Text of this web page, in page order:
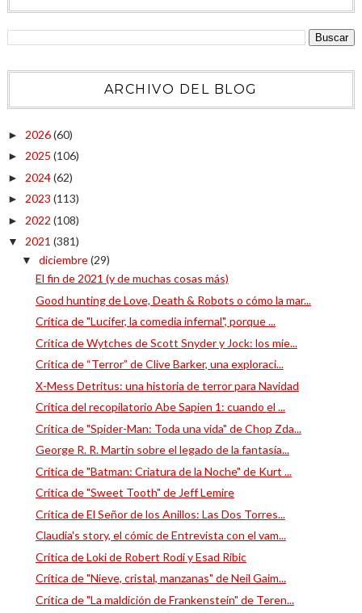
ARCHIVO DEL BLOG
► 2026(60)
► 2025 (106)
► 2024(62)
► 2023 (113)
► 2022 (108)
▼ 2021 (381)
▼ diciembre(29)
El fin de 2021 (y de muchas cosas más)
Good hunting de Love, Death & Robots o cómo la mar...
Crítica de "Lucifer, la comedia infernal", porque ...
Crítica de Wytches de Scott Snyder y Jock: los mie...
Crítica de “Terror” de Clive Barker, una exploraci...
X-Mess Detritus: una historia de terror para Navidad
Crítica del recopilatorio Abe Sapien 1: cuando el ...
Crítica de "Spider-Man: Toda una vida" de Chop Zda...
George R. R. Martin sobre el legado de la fantasía...
Crítica de "Batman: Criatura de la Noche" de Kurt ...
Crítica de "Sweet Tooth" de Jeff Lemire
Crítica de El Señor de los Anillos: Las Dos Torres...
Claudia's story, el cómic de Entrevista con el vam...
Crítica de Loki de Robert Rodi y Esad Ribic
Crítica de "Nieve, cristal, manzanas" de Neil Gaim...
Crítica de "La maldición de Frankenstein" de Teren...